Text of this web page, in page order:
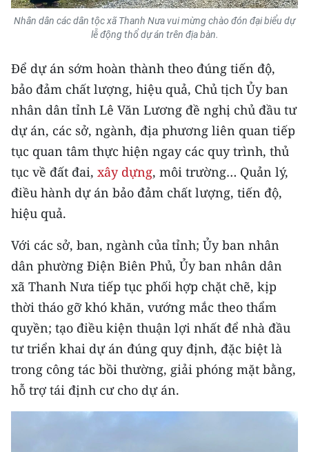
Nhân dân các dân tộc xã Thanh Nưa vui mừng chào đón đại biểu dự
lễ động thổ dự án trên địa bàn.
Để dự án sớm hoàn thành theo đúng tiến độ,
bảo đảm chất lượng, hiệu quả, Chủ tịch Ủy ban
nhân dân tỉnh Lê Văn Lương đề nghị chủ đầu tư
dự án, các sở, ngành, địa phương liên quan tiếp
tục quan tâm thực hiện ngay các quy trình, thủ
tục về đất đai, xây dựng, môi trường… Quản lý,
điều hành dự án bảo đảm chất lượng, tiến độ,
hiệu quả.
Với các sở, ban, ngành của tỉnh; Ủy ban nhân
dân phường Điện Biên Phủ, Ủy ban nhân dân
xã Thanh Nưa tiếp tục phối hợp chặt chẽ, kịp
thời tháo gỡ khó khăn, vướng mắc theo thẩm
quyền; tạo điều kiện thuận lợi nhất để nhà đầu
tư triển khai dự án đúng quy định, đặc biệt là
trong công tác bồi thường, giải phóng mặt bằng,
hỗ trợ tái định cư cho dự án.